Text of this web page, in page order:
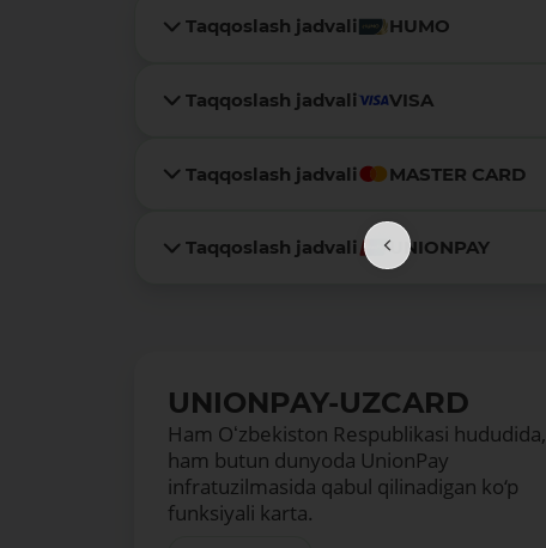
Taqqoslash jadvali HUMO
Taqqoslash jadvali VISA
Taqqoslash jadvali MASTER CARD
Taqqoslash jadvali UNIONPAY
UNIONPAY-UZCARD
Ham Oʻzbekiston Respublikasi hududida,
ham butun dunyoda UnionPay
infratuzilmasida qabul qilinadigan ko‘p
funksiyali karta.